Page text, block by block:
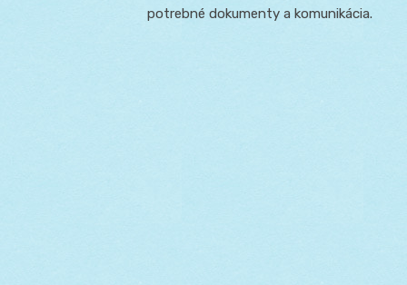
potrebné dokumenty a komunikácia.